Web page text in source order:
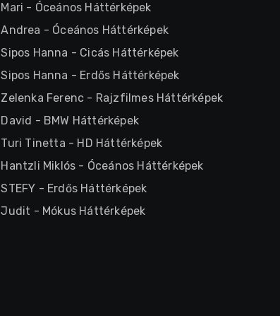
Mari - Óceános Háttérképek
Andrea - Óceános Háttérképek
Sipos Hanna - Cicás Háttérképek
Sipos Hanna - Erdős Háttérképek
Zelenka Ferenc - Rajzfilmes Háttérképek
David - BMW Háttérképek
Turi Tinetta - HD Háttérképek
Hantzli Miklós - Óceános Háttérképek
STEFY - Erdős Háttérképek
Judit - Mókus Háttérképek